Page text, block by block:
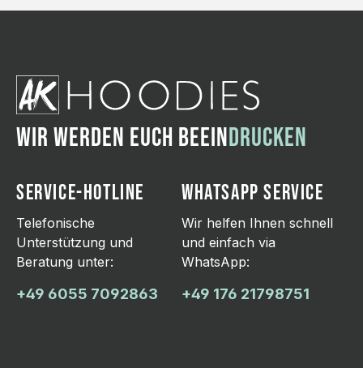
WIR WERDEN EUCH BEEINDRUCKEN
SERVICE-HOTLINE
Telefonische
Unterstützung und
Beratung unter:
+49 6055 7092863
WHATSAPP SERVICE
Wir helfen Ihnen schnell
und einfach via
WhatsApp:
+49 176 21798751